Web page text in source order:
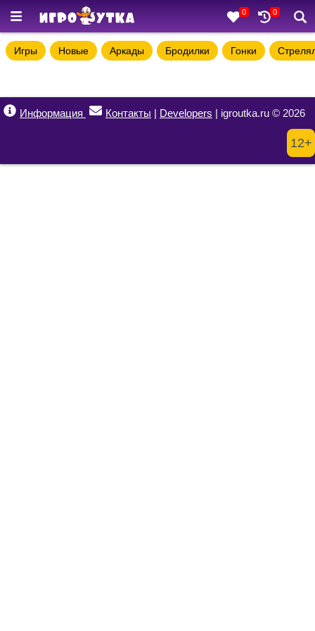
0 0
Игры Новые Аркады Бродилки Гонки
Информация Контакты | Developers | igroutka.ru © 2026
12+